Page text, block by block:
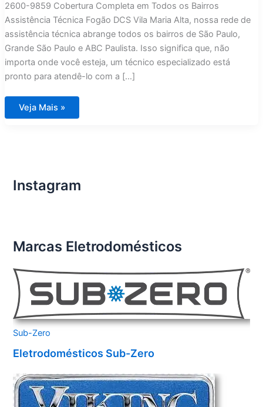
2600-9859 Cobertura Completa em Todos os Bairros
Assistência Técnica Fogão DCS Vila Maria Alta, nossa rede de
assistência técnica abrange todos os bairros de São Paulo,
Grande São Paulo e ABC Paulista. Isso significa que, não
importa onde você esteja, um técnico especializado está
pronto para atendê-lo com a […]
Assistência
Técnica
Veja Mais »
Instagram
Marcas Eletrodomésticos
Sub-Zero
Eletrodomésticos Sub-Zero